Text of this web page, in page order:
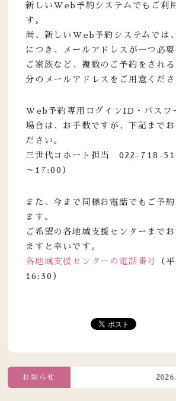
新しいWeb予約システムでもご利
す。
尚、新しいWeb予約システムでは
につき、メールアドレスが一つ必要
ご家族など、複数のご予約をされ
分のメールアドレスをご用意くださ
Web予約専用ログインID・パスワ
場合は、お手数ですが、下記までお
ださい。
三世代コホート担当 022-718-
～17:00）
また、今まで同様お電話でもご予
ます。
ご希望の各地域支援センターまで
ますと幸いです。
各地域支援センターの電話番号
（
16:30）
お知らせ